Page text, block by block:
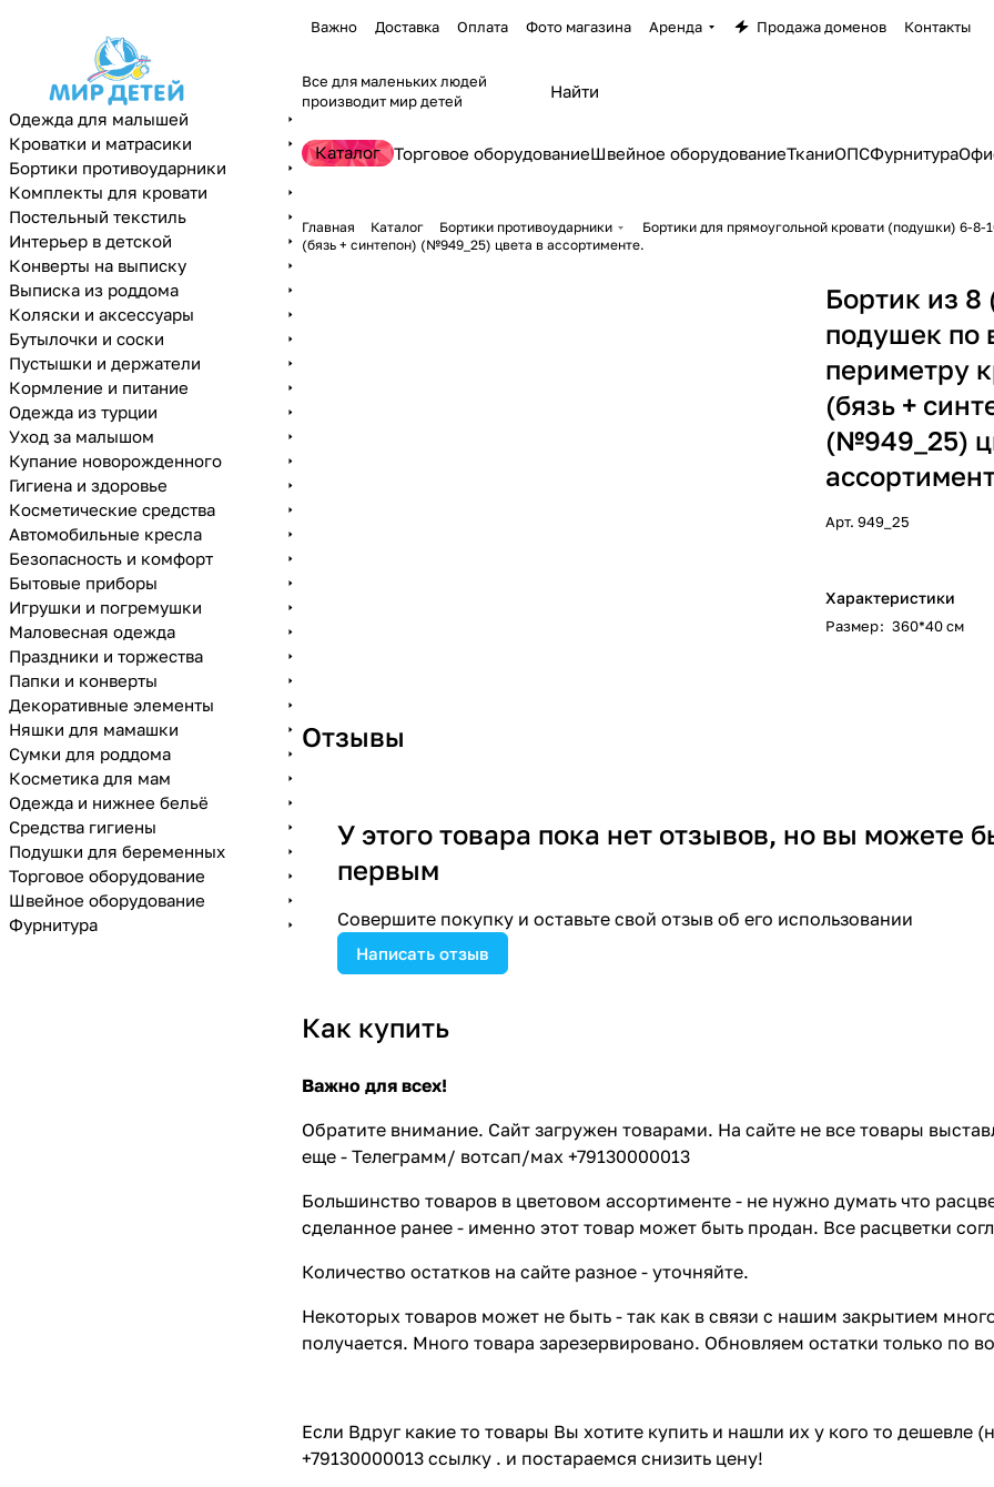
Важно Доставка Оплата Фото магазина Аренда Продажа доменов Контакты
Все для маленьких людей
производит мир детей
Каталог Торговое оборудованиеШвейное оборудованиеТканиОПСФурнитура
Главная Каталог Бортики противоударники
Бортики для прямоугольной кровати (подушки) 6-8-
(бязь + синтепон) (№949_25) цвета в ассортименте.
Бортик из 8
подушек по
периметру
(бязь +
(№949_25)
Арт. 949_25
Характеристики
Размер: 360*40 см
Отзывы
У этого товара пока нет отзывов, но вы можете
первым
Совершите покупку и оставьте свой отзыв об его использовании
Написать отзыв
Как купить
Важно для всех!
Обратите внимание. Сайт загружен товарами. На сайте не все товары
еще - Телеграмм/ вотсап/мах +79130000013
Большинство товаров в цветовом ассортименте - не нужно думать что
сделанное ранее - именно этот товар может быть продан. Все расцветки
Количество остатков на сайте разное - уточняйте.
Некоторых товаров может не быть - так как в связи с нашим закрытием
получается. Много товара зарезервировано. Обновляем остатки только по
Если Вдруг какие то товары Вы хотите купить и нашли их у кого то
+79130000013 ссылку . и постараемся снизить цену!
Одежда для малышей
Кроватки и матрасики
Бортики противоударники
Комплекты для кровати
Постельный текстиль
Интерьер в детской
Конверты на выписку
Выписка из роддома
Коляски и аксессуары
Бутылочки и соски
Пустышки и держатели
Кормление и питание
Одежда из турции
Уход за малышом
Купание новорожденного
Гигиена и здоровье
Косметические средства
Автомобильные кресла
Безопасность и комфорт
Бытовые приборы
Игрушки и погремушки
Маловесная одежда
Праздники и торжества
Папки и конверты
Декоративные элементы
Няшки для мамашки
Сумки для роддома
Косметика для мам
Одежда и нижнее бельё
Средства гигиены
Подушки для беременных
Торговое оборудование
Швейное оборудование
Фурнитура